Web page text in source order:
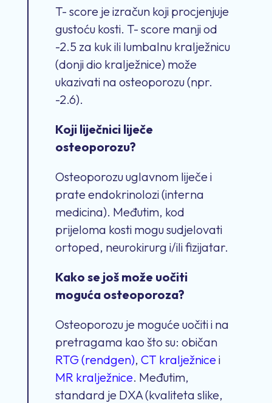
T- score je izračun koji procjenjuje
gustoću kosti. T- score manji od
-2.5 za kuk ili lumbalnu kralježnicu
(donji dio kralježnice) može
ukazivati na osteoporozu (npr.
-2.6).
Koji liječnici liječe
osteoporozu?
Osteoporozu uglavnom liječe i
prate endokrinolozi (interna
medicina). Međutim, kod
prijeloma kosti mogu sudjelovati
ortoped, neurokirurg i/ili fizijatar.
Kako se još može uočiti
moguća osteoporoza?
Osteoporozu je moguće uočiti i na
pretragama kao što su: običan
RTG (rendgen), CT kralježnicei
MR kralježnice. Međutim,
standard je DXA (kvaliteta slike,